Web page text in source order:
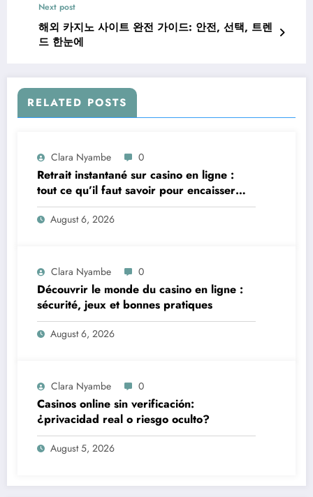
Next post
해외 카지노 사이트 완전 가이드: 안전, 선택, 트렌
드 한눈에
RELATED POSTS
Clara Nyambe 0
Retrait instantané sur casino en ligne :
tout ce qu’il faut savoir pour encaisser
vite et sereinement
August 6, 2026
Clara Nyambe 0
Découvrir le monde du casino en ligne :
sécurité, jeux et bonnes pratiques
August 6, 2026
Clara Nyambe 0
Casinos online sin verificación:
¿privacidad real o riesgo oculto?
August 5, 2026